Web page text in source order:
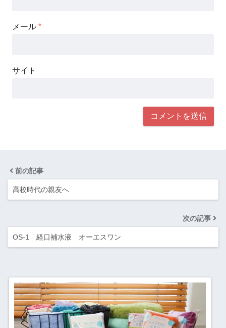
メール *
サイト
前の記事
高校時代の親友へ
次の記事
OS-1 経口補水液 オーエスワン